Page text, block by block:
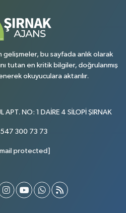
gelişmeler, bu sayfada anlık olarak
tutan en kritik bilgiler, doğrulanmış
okuyuculara aktarılır.
APT. NO: 1 DAİRE 4 SİLOPİ ŞIRNAK
300 73 73
protected]